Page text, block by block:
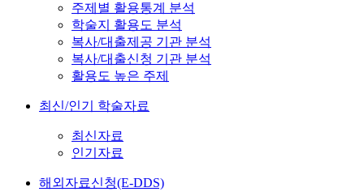
주제별 활용통계 분석
학술지 활용도 분석
복사/대출제공 기관 분석
복사/대출신청 기관 분석
활용도 높은 주제
최신/인기 학술자료
최신자료
인기자료
해외자료신청(E-DDS)